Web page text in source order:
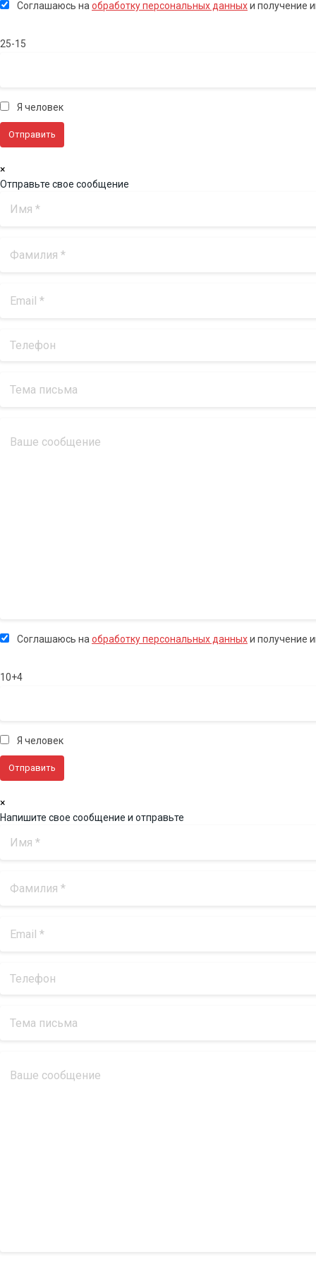
Соглашаюсь наобработку персональных данныхи получение
25-15
Я человек
×
Отправьте свое сообщение
Соглашаюсь на обработку персональных данныхи получение
10+4
Я человек
×
Напишите свое сообщение и отправьте